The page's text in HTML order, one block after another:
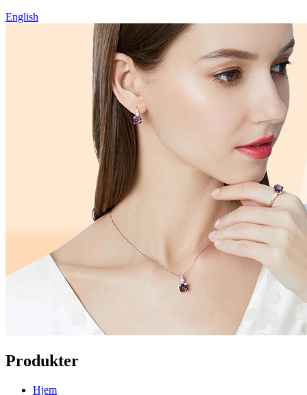
English
Produkter
Hjem